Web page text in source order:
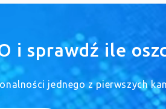
i sprawdź ile
jednego z pierwszych